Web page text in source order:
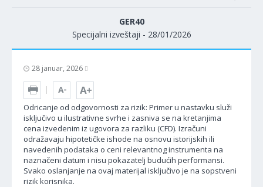
GER40
Specijalni izveštaji - 28/01/2026
28 januar, 2026
Odricanje od odgovornosti za rizik: Primer u nastavku služi
isključivo u ilustrativne svrhe i zasniva se na kretanjima
cena izvedenim iz ugovora za razliku (CFD). Izračuni
odražavaju hipotetičke ishode na osnovu istorijskih ili
navedenih podataka o ceni relevantnog instrumenta na
naznačeni datum i nisu pokazatelj budućih performansi.
Svako oslanjanje na ovaj materijal isključivo je na sopstveni
rizik korisnika.